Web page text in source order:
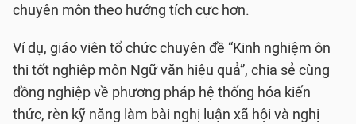
chuyên môn theo hướng tích cực hơn.
Ví dụ, giáo viên tổ chức chuyên đề “Kinh nghiệm ôn
thi tốt nghiệp môn Ngữ văn hiệu quả”, chia sẻ cùng
đồng nghiệp về phương pháp hệ thống hóa kiến
thức, rèn kỹ năng làm bài nghị luận xã hội và nghị